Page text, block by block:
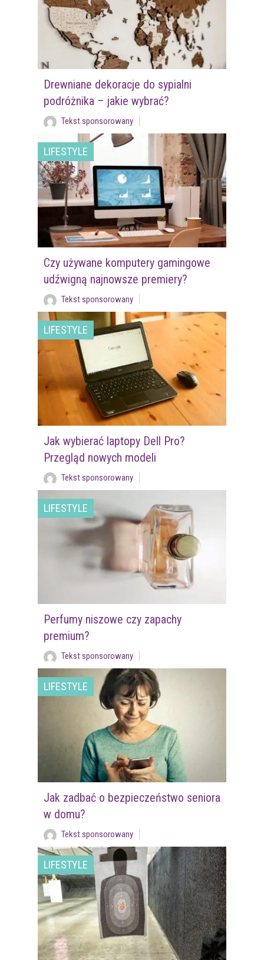
Drewniane dekoracje do sypialni
podróżnika – jakie wybrać?
Tekst sponsorowany
LIFESTYLE
Czy używane komputery gamingowe
udźwigną najnowsze premiery?
Tekst sponsorowany
LIFESTYLE
Jak wybierać laptopy Dell Pro?
Przegląd nowych modeli
Tekst sponsorowany
LIFESTYLE
Perfumy niszowe czy zapachy
premium?
Tekst sponsorowany
LIFESTYLE
Jak zadbać o bezpieczeństwo seniora
w domu?
Tekst sponsorowany
LIFESTYLE